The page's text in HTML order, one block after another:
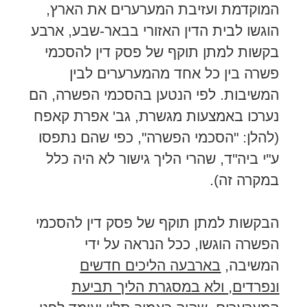
המוקדמת ועזיבת המערערים את הארץ,
הוגשו לבית הדין האזורי בבאר-שבע, ארבע
בקשות למתן תוקף של פסק דין להסכמי
פשרה בין כל אחד מהמערערים לבין
המשיבות. לפי הנטען בהסכמי הפשרה, הם
נערכו באמצעות מגשרת, גב' אפרת קאפח
(להלן: "הסכמי הפשרה", כפי שהם נתפסו
ע"י ביה"ד, שהרי הליך גישור לא היה כלל
במקרה זה).
הבקשות למתן תוקף של פסק דין להסכמי
הפשרה הוגשו, ככל הנראה על ידי
המשיבה, בארבעה הליכים חדשים
ונפרדים, ולא במסגרת הליך תביעת